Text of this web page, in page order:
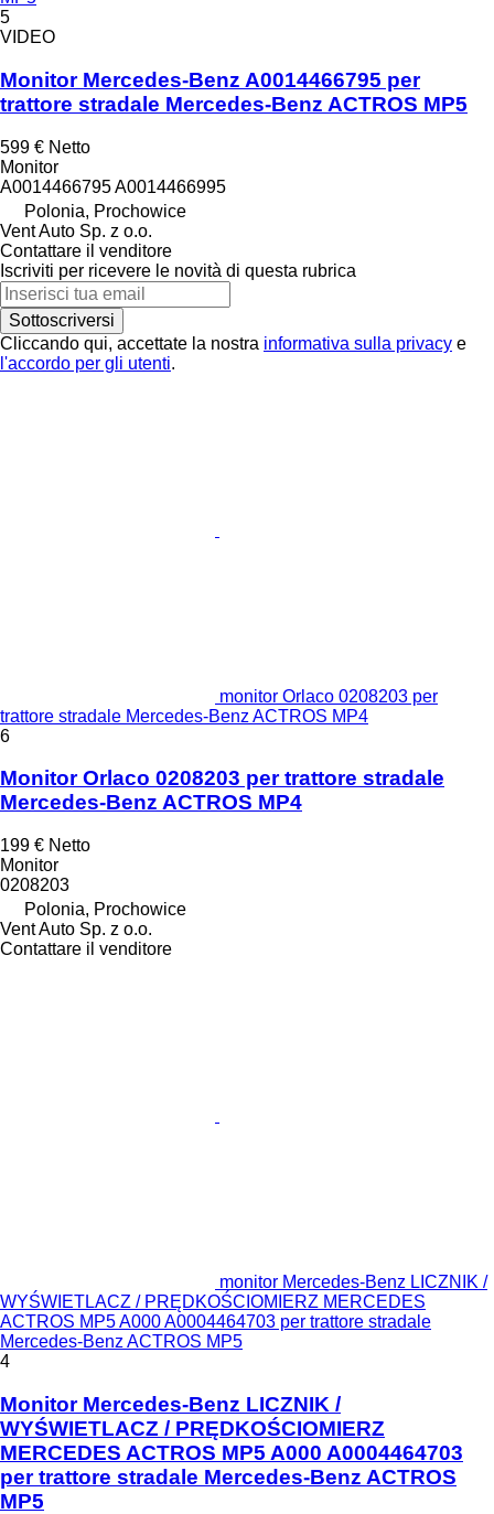
5
VIDEO
Monitor Mercedes-Benz A0014466795 per
trattore stradale Mercedes-Benz ACTROS MP5
599 € Netto
Monitor
A0014466795 A0014466995
Polonia, Prochowice
Vent Auto Sp. z o.o.
Contattare il venditore
Iscriviti per ricevere le novità di questa rubrica
Sottoscriversi
Cliccando qui, accettate la nostra informativa sulla privacy e
l'accordo per gli utenti.
monitor Orlaco 0208203 per
trattore stradale Mercedes-Benz ACTROS MP4
6
Monitor Orlaco 0208203 per trattore stradale
Mercedes-Benz ACTROS MP4
199 € Netto
Monitor
0208203
Polonia, Prochowice
Vent Auto Sp. z o.o.
Contattare il venditore
monitor Mercedes-Benz LICZNIK /
WYŚWIETLACZ / PRĘDKOŚCIOMIERZ MERCEDES
ACTROS MP5 A000 A0004464703 per trattore stradale
Mercedes-Benz ACTROS MP5
4
Monitor Mercedes-Benz LICZNIK /
WYŚWIETLACZ / PRĘDKOŚCIOMIERZ
MERCEDES ACTROS MP5 A000 A0004464703
per trattore stradale Mercedes-Benz ACTROS
MP5